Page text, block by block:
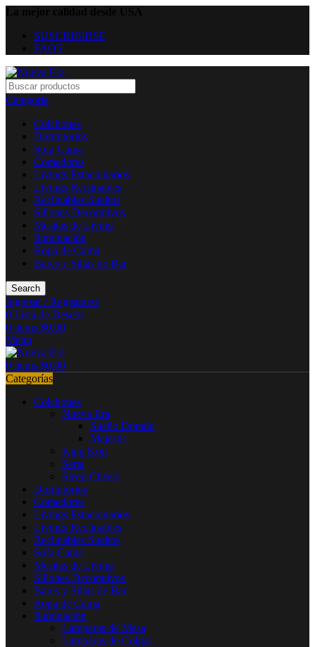
SUSCRIBIRSE
FAQS
Categoría
Colchones
Dormitorios
Sofa Cama
Comedores
Livings Estacionarios
Livings Reclinables
Reclinables Sueltos
Sillones Decorativos
Mesitas de Living
Iluminación
Ropa de Cama
Bares y Sillas de Bar
Search
Ingresar / Registrarse
0 Lista de Deseos
0 items $0.00
Menu
0 items $0.00
Categorías
Colchones
Nueva Era
Sueño Dorado
Majestic
King Koil
Serta
Sleep Cheers
Dormitorios
Comedores
Livings Estacionarios
Livings Reclinables
Reclinables Sueltos
Sofa Cama
Mesitas de Living
Sillones Decorativos
Bares y Sillas de Bar
Ropa de Cama
Iluminación
Lamparas de Mesa
Lamparas de Colgar